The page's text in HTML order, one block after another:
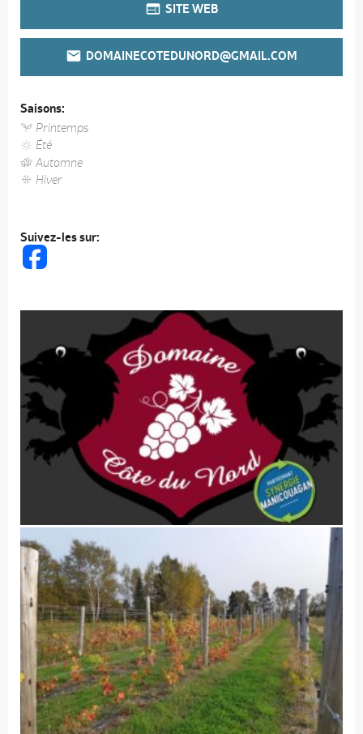
SITE WEB
DOMAINECOTEDUNORD@GMAIL.COM
Saisons:
Printemps
Été
Automne
Hiver
Suivez-les sur: